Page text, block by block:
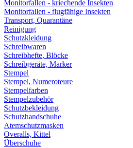
Monitorfallen - kriechende Insekten
Monitorfallen - flugfähige Insekten
Transport, Quarantäne
Reinigung
Schutzkleidung
Schreibwaren
Schreibhefte, Blöcke
Schreibgeräte, Marker
Stempel
Stempel, Numeroteure
Stempelfarben
Stempelzubehör
Schutzbekleidung
Schutzhandschuhe
Atemschutzmasken
Overalls, Kittel
Überschuhe